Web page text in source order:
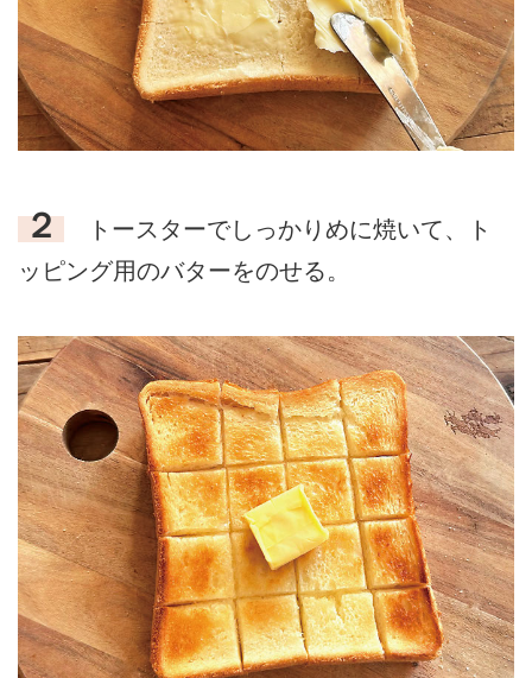
２
トースターでしっかりめに焼いて、ト
ッピング用のバターをのせる。